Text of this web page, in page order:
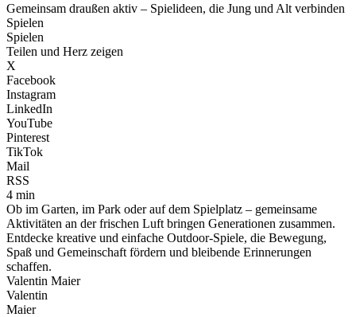
Gemeinsam draußen aktiv – Spielideen, die Jung und Alt verbinden
Spielen
Spielen
Teilen und Herz zeigen
X
Facebook
Instagram
LinkedIn
YouTube
Pinterest
TikTok
Mail
RSS
4 min
Ob im Garten, im Park oder auf dem Spielplatz – gemeinsame
Aktivitäten an der frischen Luft bringen Generationen zusammen.
Entdecke kreative und einfache Outdoor-Spiele, die Bewegung,
Spaß und Gemeinschaft fördern und bleibende Erinnerungen
schaffen.
Valentin Maier
Valentin
Maier